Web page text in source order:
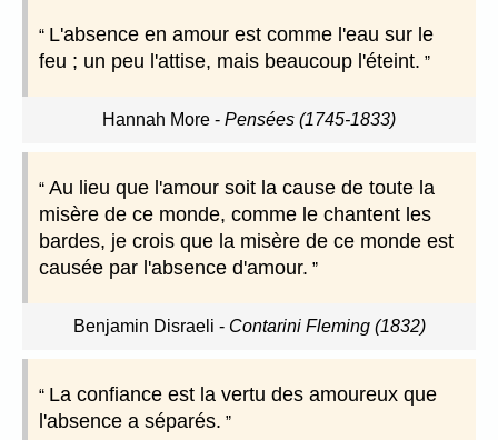
L'absence en amour est comme l'eau sur le
feu ; un peu l'attise, mais beaucoup l'éteint.
Hannah More - Pensées (1745-1833)
Au lieu que l'amour soit la cause de toute la
misère de ce monde, comme le chantent les
bardes, je crois que la misère de ce monde est
causée par l'absence d'amour.
Benjamin Disraeli - Contarini Fleming (1832)
La confiance est la vertu des amoureux que
l'absence a séparés.